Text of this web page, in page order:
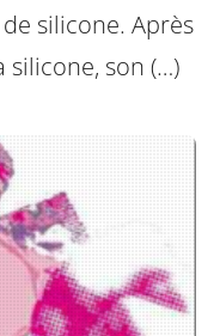
silicone. Après
silicone, son (…)